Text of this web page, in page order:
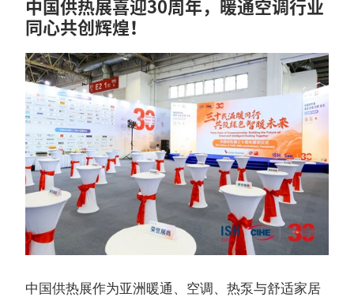
中国供热展喜迎30周年，暖通空调行业
同心共创辉煌！
中国供热展作为亚洲暖通、空调、热泵与舒适家居